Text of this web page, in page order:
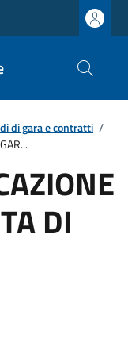
di gara e contratti /
DI